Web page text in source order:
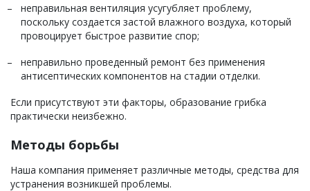
неправильная вентиляция усугубляет проблему,
поскольку создается застой влажного воздуха, который
провоцирует быстрое развитие спор;
неправильно проведенный ремонт без применения
антисептических компонентов на стадии отделки.
Если присутствуют эти факторы, образование грибка
практически неизбежно.
Методы борьбы
Наша компания применяет различные методы, средства для
устранения возникшей проблемы.